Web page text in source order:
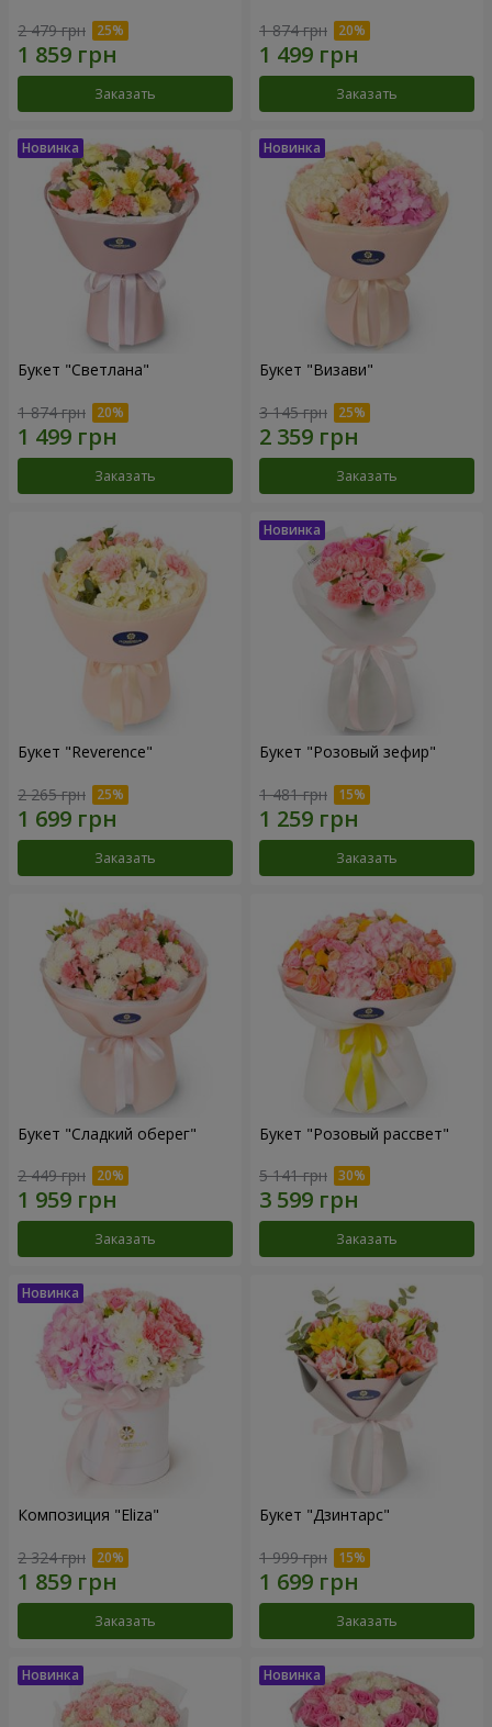
2 479 грн
Заказать
1 874 грн
Заказать
Букет "Светлана"
1 874 грн
Заказать
Букет "Визави"
3 145 грн
Заказать
Букет "Reverence"
2 265 грн
Заказать
Букет "Розовый зефир"
1 481 грн
Заказать
Букет "Сладкий оберег"
2 449 грн
Заказать
Букет "Розовый рассвет"
5 141 грн
Заказать
Композиция "Eliza"
2 324 грн
Заказать
Букет "Дзинтарс"
1 999 грн
Заказать